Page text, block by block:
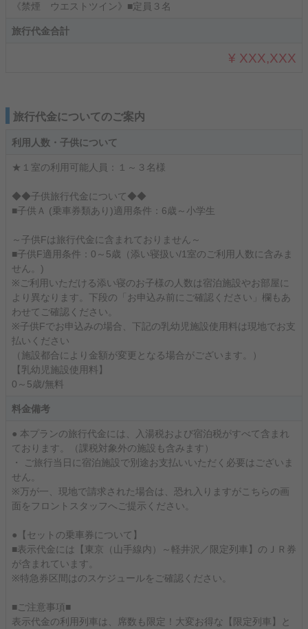
《禁煙 ウエストツイン》■定員３名
旅行代金合計
¥ XXX,XXX
旅行代金についてのご案内
利用人数・子供について
★１室の利用可能人員：１～３名様
◆◆子供旅行代金について◆◆
■子供Ａ (乗車券類あり)適用条件：6歳～小学生
～子供Fは旅行代金に含まれておりません～
■子供F適用条件：0～5歳（添い寝扱い/1室のご利用人数に含みま
せん。)
※ご利用いただける添い寝のお子様の人数は宿泊施設やお部屋に
より異なります。下段の「お申込み前にご確認ください」欄もあ
わせてご確認ください。
※子供Fでお申込みの場合、下記の乳幼児施設使用料は現地でお支
払いください
（施設都合により金額が変更となる場合がございます。）
【乳幼児施設使用料】
0～5歳/無料
料金備考
● 本プランの旅行代金には、入湯税および宿泊税がすべて含まれ
ております。（課税対象外の施設も含みます）
・ ご旅行当日に宿泊施設で別途お支払いいただく必要はございま
せん。
※万が一、現地で請求された場合は、恐れ入りますがこちらの画
面をフロントスタッフへご提示ください。
●【セットの乗車券について】
■表示代金には【東京（山手線内）～軽井沢／限定列車】のＪＲ券
が含まれています。
※特急券区間はのスケジュールをご確認ください。
■ご注意事項■
表示代金の利用列車は、席数も限定！大変お得な【限定列車】と